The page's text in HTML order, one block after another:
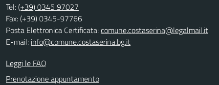
Tel:(+39) 0345 97027
Fax: (+39) 0345-97766
Posta Elettronica Certificata:comune.costaserina@legalmail.it
E-mail: info@comune.costaserina.bg.it
Leggi le FAQ
Prenotazione appuntamento